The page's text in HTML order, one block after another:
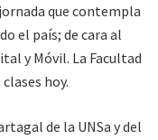
que contempla
el país; de cara al
y Móvil. La Facultad
hoy.
de la UNSa y del